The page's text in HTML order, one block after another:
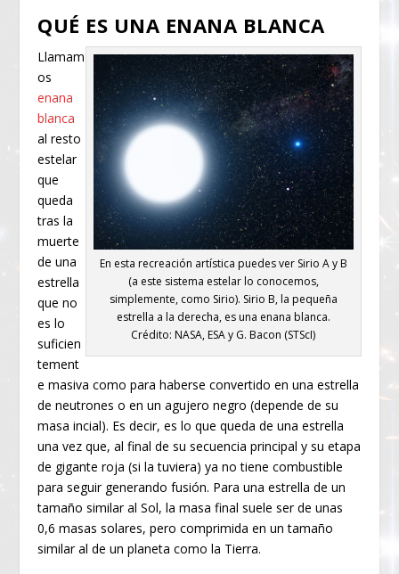
QUÉ ES UNA ENANA BLANCA
En esta recreación artística puedes ver Sirio A y B
(a este sistema estelar lo conocemos,
simplemente, como Sirio). Sirio B, la pequeña
estrella a la derecha, es una enana blanca.
Crédito: NASA, ESA y G. Bacon (STScI)
Llamam
os
enana
blanca
al resto
estelar
que
queda
tras la
muerte
de una
estrella
que no
es lo
suficien
tement
e masiva como para haberse convertido en una estrella
de neutrones o en un agujero negro (depende de su
masa incial). Es decir, es lo que queda de una estrella
una vez que, al final de su secuencia principal y su etapa
de gigante roja (si la tuviera) ya no tiene combustible
para seguir generando fusión. Para una estrella de un
tamaño similar al Sol, la masa final suele ser de unas
0,6 masas solares, pero comprimida en un tamaño
similar al de un planeta como la Tierra.